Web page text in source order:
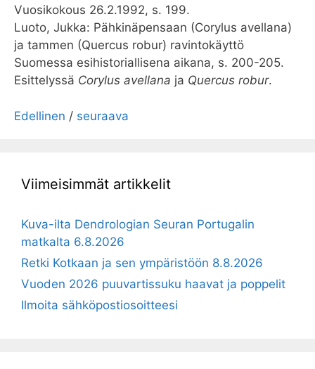
Vuosikokous 26.2.1992, s. 199.
Luoto, Jukka: Pähkinäpensaan (Corylus avellana)
ja tammen (Quercus robur) ravintokäyttö
Suomessa esihistoriallisena aikana, s. 200-205.
Esittelyssä Corylus avellana ja Quercus robur.
Edellinen / seuraava
Viimeisimmät artikkelit
Kuva-ilta Dendrologian Seuran Portugalin
matkalta 6.8.2026
Retki Kotkaan ja sen ympäristöön 8.8.2026
Vuoden 2026 puuvartissuku haavat ja poppelit
Ilmoita sähköpostiosoitteesi